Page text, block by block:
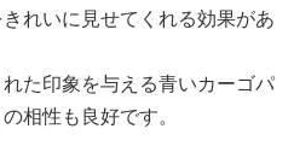
れいに見せてくれる効果があ
た印象を与える青いカーゴパ
相性も良好です。